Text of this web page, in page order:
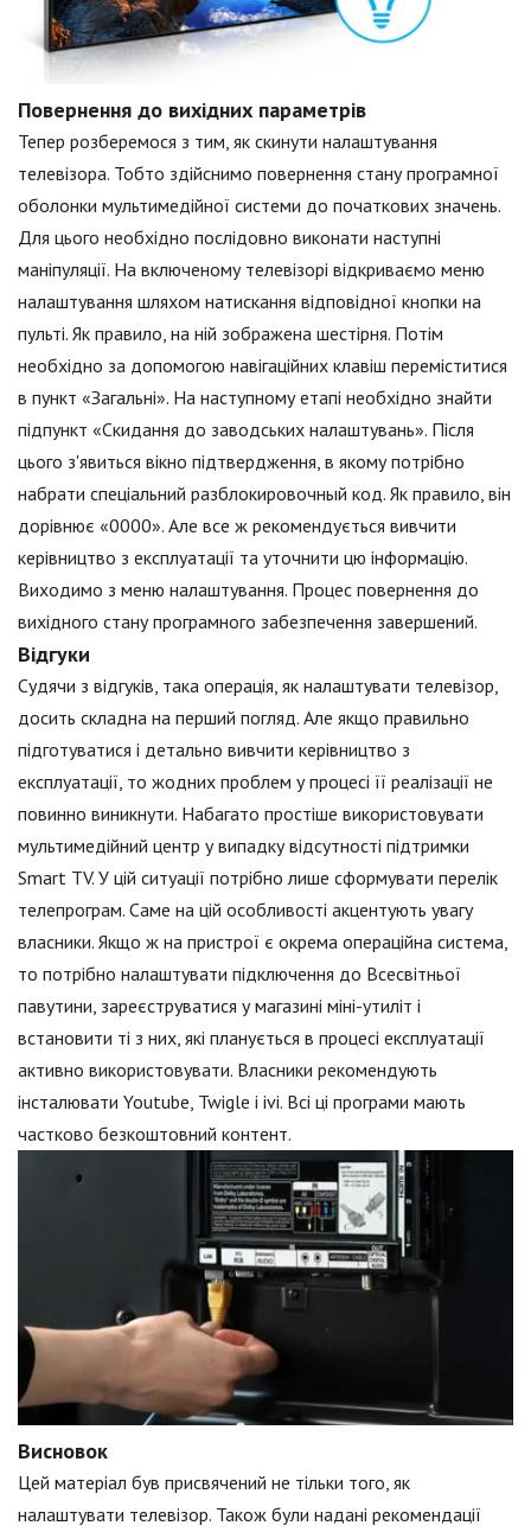
Повернення до вихідних параметрів
Тепер розберемося з тим, як скинути налаштування
телевізора. Тобто здійснимо повернення стану програмної
оболонки мультимедійної системи до початкових значень.
Для цього необхідно послідовно виконати наступні
маніпуляції. На включеному телевізорі відкриваємо меню
налаштування шляхом натискання відповідної кнопки на
пульті. Як правило, на ній зображена шестірня. Потім
необхідно за допомогою навігаційних клавіш переміститися
в пункт «Загальні». На наступному етапі необхідно знайти
підпункт «Скидання до заводських налаштувань». Після
цього з'явиться вікно підтвердження, в якому потрібно
набрати спеціальний разблокировочный код. Як правило, він
дорівнює «0000». Але все ж рекомендується вивчити
керівництво з експлуатації та уточнити цю інформацію.
Виходимо з меню налаштування. Процес повернення до
вихідного стану програмного забезпечення завершений.
Відгуки
Судячи з відгуків, така операція, як налаштувати телевізор,
досить складна на перший погляд. Але якщо правильно
підготуватися і детально вивчити керівництво з
експлуатації, то жодних проблем у процесі її реалізації не
повинно виникнути. Набагато простіше використовувати
мультимедійний центр у випадку відсутності підтримки
Smart TV. У цій ситуації потрібно лише сформувати перелік
телепрограм. Саме на цій особливості акцентують увагу
власники. Якщо ж на пристрої є окрема операційна система,
то потрібно налаштувати підключення до Всесвітньої
павутини, зареєструватися у магазині міні-утиліт і
встановити ті з них, які планується в процесі експлуатації
активно використовувати. Власники рекомендують
інсталювати Youtube, Twigle і ivi. Всі ці програми мають
частково безкоштовний контент.
Висновок
Цей матеріал був присвячений не тільки того, як
налаштувати телевізор. Також були надані рекомендації